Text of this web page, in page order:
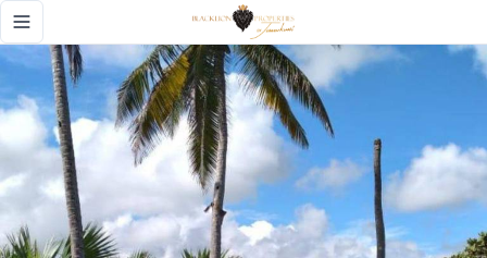
Toggle navigation menu
🏝️ SOLAR FRENTE AL MAR EN CABRERA -